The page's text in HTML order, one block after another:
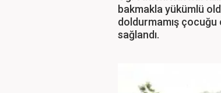
bakmakla yükümlü
doldurmamış çocuğu
sağlandı.